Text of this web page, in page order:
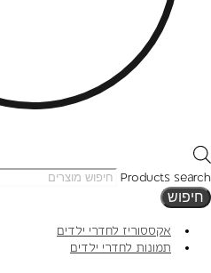
Products search
חיפוש
אקססוריז לחדרי ילדים
תמונות לחדרי ילדים